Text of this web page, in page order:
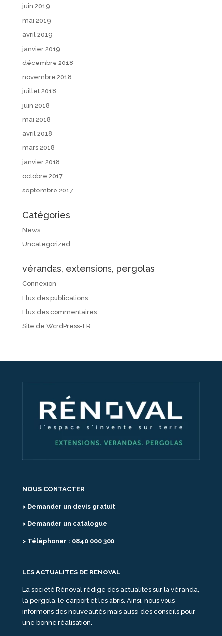
juin 2019
mai 2019
avril 2019
janvier 2019
décembre 2018
novembre 2018
juillet 2018
juin 2018
mai 2018
avril 2018
mars 2018
janvier 2018
octobre 2017
septembre 2017
Catégories
News
Uncategorized
vérandas, extensions, pergolas
Connexion
Flux des publications
Flux des commentaires
Site de WordPress-FR
NOUS CONTACTER
> Demander un devis gratuit
> Demander un catalogue
> Téléphoner : 0840 000 300
LES ACTUALITES DE RENOVAL
La société Rénoval rédige des actualités sur la véranda,
la pergola, le carport et les abris. Ainsi, nous vous
informons des nouveautés mais aussi des conseils pour
une bonne réalisation.